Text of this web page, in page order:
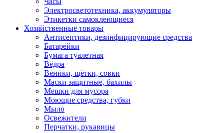
Электросветотехника, аккумуляторы
Этикетки самоклеющиеся
Хозяйственные товары
Антисептики, дезинфицирующие средства
Батарейки
Бумага туалетная
Вёдра
Веники, щётки, совки
Маски защитные, бахилы
Мешки для мусора
Моющие средства, губки
Мыло
Освежители
Перчатки, рукавицы